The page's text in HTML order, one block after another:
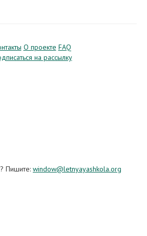
О проекте FAQ
на рассылку
Пишите: window@letnyayashkola.org